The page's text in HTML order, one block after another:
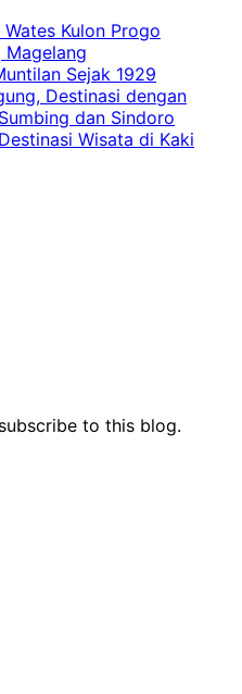
Kulon Progo
Magelang
Sejak 1929
Destinasi dengan
dan Sindoro
Wisata di Kaki
to this blog.